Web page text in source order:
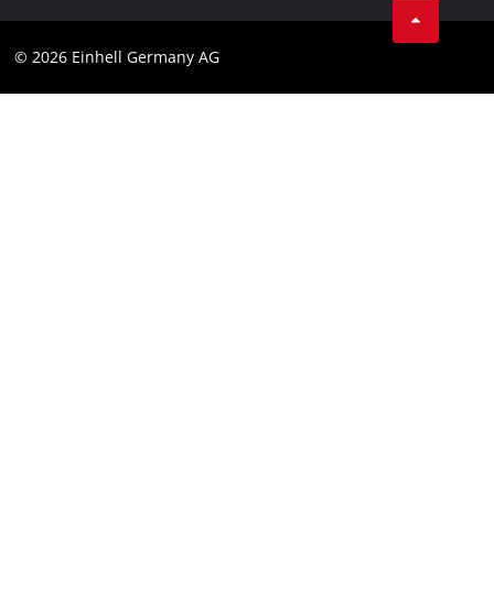
Impressum
© 2026 Einhell Germany AG